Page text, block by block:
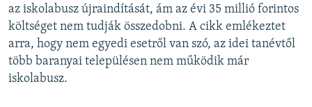
az iskolabusz újraindítását, ám az évi 35 millió forintos
költséget nem tudják összedobni. A cikk emlékeztet
arra, hogy nem egyedi esetről van szó, az idei tanévtől
több baranyai településen nem működik már
iskolabusz.